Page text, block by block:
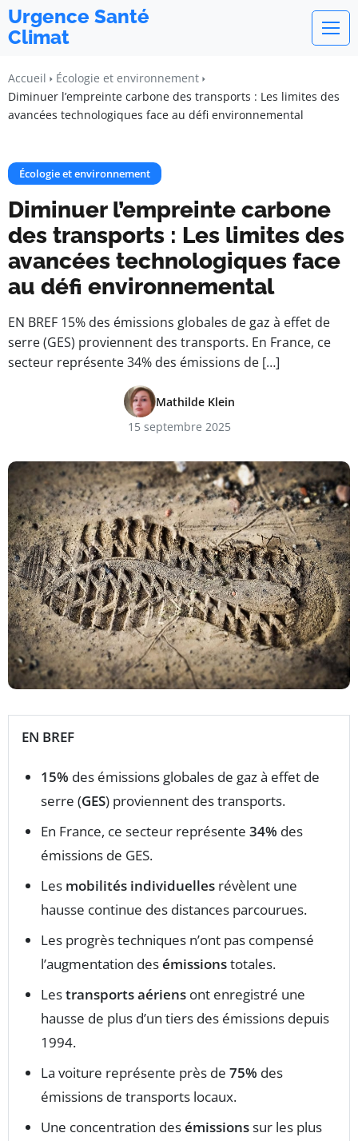
Urgence Santé
Climat
Accueil
Écologie et environnement
Diminuer l’empreinte carbone des transports : Les limites des
avancées technologiques face au défi environnemental
Écologie et environnement
Diminuer l’empreinte carbone
des transports : Les limites des
avancées technologiques face
au défi environnemental
EN BREF 15% des émissions globales de gaz à effet de
serre (GES) proviennent des transports. En France, ce
secteur représente 34% des émissions de […]
Mathilde Klein
15 septembre 2025
EN BREF
15% des émissions globales de gaz à effet de
serre (GES) proviennent des transports.
En France, ce secteur représente 34% des
émissions de GES.
Les mobilités individuelles révèlent une
hausse continue des distances parcourues.
Les progrès techniques n’ont pas compensé
l’augmentation desémissionstotales.
Lestransports aériens ont enregistré une
hausse de plus d’un tiers des émissions depuis
1994.
La voiture représente près de 75% des
émissions de transports locaux.
Une concentration desémissionssur les plus